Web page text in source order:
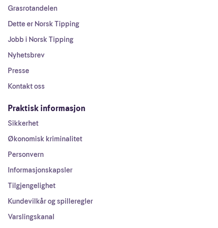
Grasrotandelen
Dette er Norsk Tipping
Jobb i Norsk Tipping
Nyhetsbrev
Presse
Kontakt oss
Praktisk informasjon
Sikkerhet
Økonomisk kriminalitet
Personvern
Informasjonskapsler
Tilgjengelighet
Kundevilkår og spilleregler
Varslingskanal